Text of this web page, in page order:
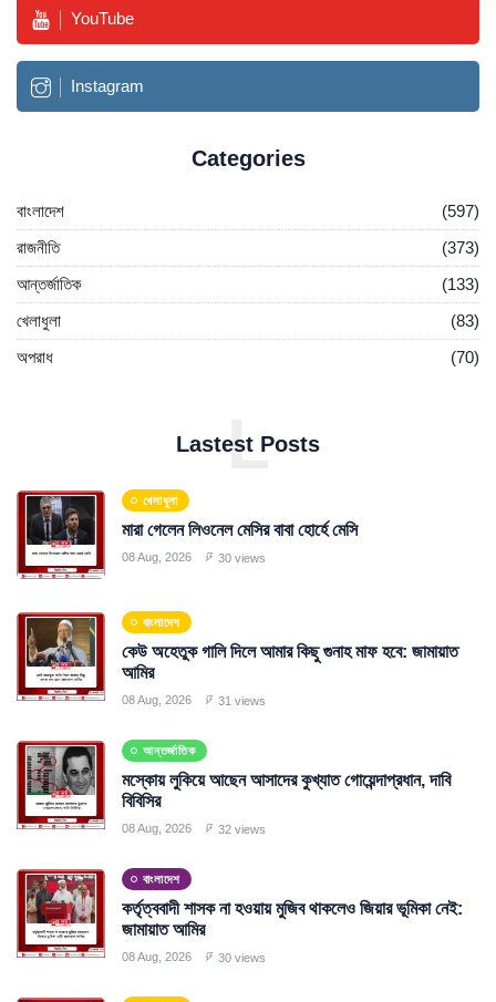
YouTube
Instagram
Categories
বাংলাদেশ
(597)
রাজনীতি
(373)
আন্তর্জাতিক
(133)
খেলাধুলা
(83)
অপরাধ
(70)
Lastest Posts
L
খেলাধুলা
মারা গেলেন লিওনেল মেসির বাবা হোর্হে মেসি
08 Aug, 2026 30 views
বাংলাদেশ
কেউ অহেতুক গালি দিলে আমার কিছু গুনাহ মাফ হবে: জামায়াত
আমির
08 Aug, 2026 31 views
আন্তর্জাতিক
মস্কোয় লুকিয়ে আছেন আসাদের কুখ্যাত গোয়েন্দাপ্রধান, দাবি
বিবিসির
08 Aug, 2026 32 views
বাংলাদেশ
কর্তৃত্ববাদী শাসক না হওয়ায় মুজিব থাকলেও জিয়ার ভূমিকা নেই:
জামায়াত আমির
08 Aug, 2026 30 views